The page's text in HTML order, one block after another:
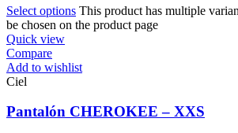
Select options This product has multiple
be chosen on the product page
Quick view
Compare
Add to wishlist
Ciel
Pantalón CHEROKEE – XXS